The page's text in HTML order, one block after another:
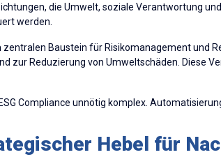
die Umwelt, soziale Verantwortung
werden.
Baustein für Risikomanagement und
zur Reduzierung von Umweltschäden. Diese
Compliance unnötig komplex.
Hebel für